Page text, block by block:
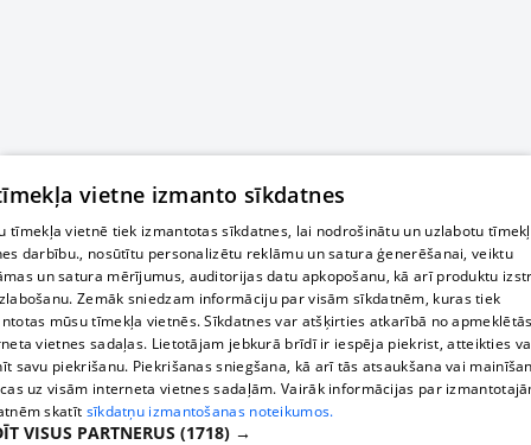
vietne izmanto sīkdatnes
tīmekļa vietnē tiek izmantotas sīkdatnes, lai nodrošinātu un uzlabotu
darbību., nosūtītu personalizētu reklāmu un satura ģenerēšanai, veiktu
un satura mērījumus, auditorijas datu apkopošanu, kā arī produktu
Zemāk sniedzam informāciju par visām sīkdatnēm, kuras tiek
mūsu tīmekļa vietnēs. Sīkdatnes var atšķirties atkarībā no
vietnes sadaļas. Lietotājam jebkurā brīdī ir iespēja piekrist, atteikties
savu piekrišanu. Piekrišanas sniegšana, kā arī tās atsaukšana vai
uz visām interneta vietnes sadaļām. Vairāk informācijas par
skatīt sīkdatņu izmantošanas noteikumos.
VISUS PARTNERUS (1718) →